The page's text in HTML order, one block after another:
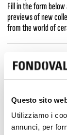
Questo sito
Utilizziamo i
annunci, per
Fill in the form
previews of new
from the world of